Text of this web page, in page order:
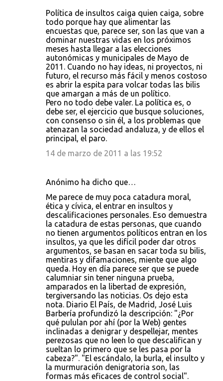
Política de insultos caiga quien caiga, sobre
todo porque hay que alimentar las
encuestas que, parece ser, son las que van a
dominar nuestras vidas en los próximos
meses hasta llegar a las elecciones
autonómicas y municipales de Mayo de
2011. Cuando no hay ideas, ni proyectos, ni
futuro, el recurso más fácil y menos costoso
es abrir la espita para volcar todas las bilis
que amargan a más de un político.
Pero no todo debe valer. La política es, o
debe ser, el ejercicio que busque soluciones,
con consenso o sin él, a los problemas que
atenazan la sociedad andaluza, y de ellos el
principal, el paro.
14 de marzo de 2011 a las 19:52
Anónimo ha dicho que…
Me parece de muy poca catadura moral,
ética y cívica, el entrar en insultos y
descalificaciones personales. Eso demuestra
la catadura de estas personas, que cuando
no tienen argumentos políticos entran en los
insultos, ya que les difícil poder dar otros
argumentos, se basan en sacar toda su bilis,
mentiras y difamaciones, miente que algo
queda. Hoy en día parece ser que se puede
calumniar sin tener ninguna prueba,
amparados en la libertad de expresión,
tergiversando las noticias. Os dejo esta
nota. Diario El País, de Madrid, José Luis
Barbería profundizó la descripción: "¿Por
qué pululan por ahí (por la Web) gentes
inclinadas a denigrar y despellejar, mentes
perezosas que no leen lo que descalifican y
sueltan lo primero que se les pasa por la
cabeza?". "El escándalo, la burla, el insulto y
la murmuración denigratoria son, las
formas más eficaces de control social".